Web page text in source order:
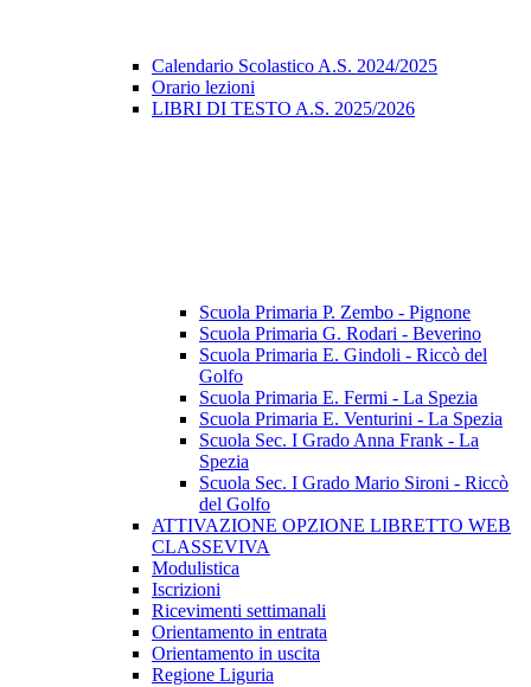
Calendario Scolastico A.S. 2024/2025
Orario lezioni
LIBRI DI TESTO A.S. 2025/2026
Scuola Primaria P. Zembo - Pignone
Scuola Primaria G. Rodari - Beverino
Scuola Primaria E. Gindoli - Riccò del
Golfo
Scuola Primaria E. Fermi - La Spezia
Scuola Primaria E. Venturini - La Spezia
Scuola Sec. I Grado Anna Frank - La
Spezia
Scuola Sec. I Grado Mario Sironi - Riccò
del Golfo
ATTIVAZIONE OPZIONE LIBRETTO WEB
CLASSEVIVA
Modulistica
Iscrizioni
Ricevimenti settimanali
Orientamento in entrata
Orientamento in uscita
Regione Liguria